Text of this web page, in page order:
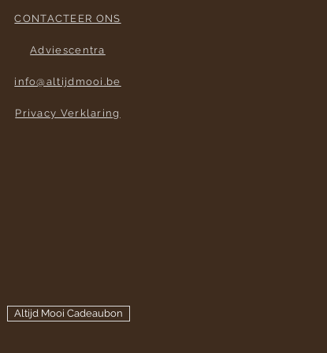
CONTACTEER ONS
Adviescentra
info@altijdmooi.be
Privacy Verklaring
Altijd Mooi Cadeaubon